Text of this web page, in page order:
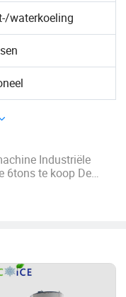
waterkoeling
Industriële
6tons te koop De
2het materiaal